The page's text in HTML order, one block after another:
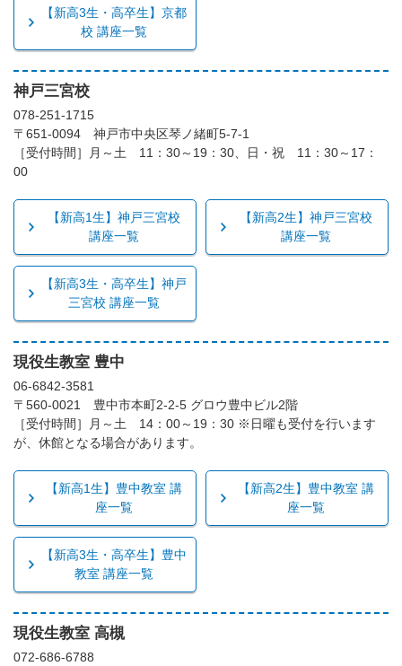
【新高3生・高卒生】京都
校 講座一覧
神戸三宮校
078-251-1715
〒651-0094 神戸市中央区琴ノ緒町5-7-1
［受付時間］月～土 11：30～19：30、日・祝 11：30～17：
00
【新高1生】神戸三宮校
講座一覧
【新高2生】神戸三宮校
講座一覧
【新高3生・高卒生】神戸
三宮校 講座一覧
現役生教室 豊中
06-6842-3581
〒560-0021 豊中市本町2-2-5 グロウ豊中ビル2階
［受付時間］月～土 14：00～19：30 ※日曜も受付を行います
が、休館となる場合があります。
【新高1生】豊中教室 講
座一覧
【新高2生】豊中教室 講
座一覧
【新高3生・高卒生】豊中
教室 講座一覧
現役生教室 高槻
072-686-6788